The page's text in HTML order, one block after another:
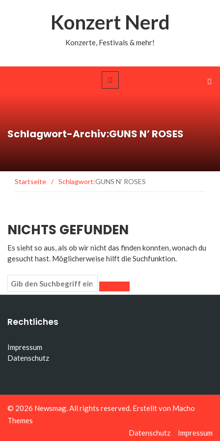
Konzert Nerd
Konzerte, Festivals & mehr!
Schlagwort-Archiv:GUNS N’ ROSES
Startseite / Schlagwort:GUNS N’ ROSES
NICHTS GEFUNDEN
Es sieht so aus, als ob wir nicht das finden konnten, wonach du
gesucht hast. Möglicherweise hilft die Suchfunktion.
Rechtliches
Impressum
Datenschutz
© 2026 Newsmag . All rights reserved. Erstellt von Macho
Themes
Datenschutz
Impressum